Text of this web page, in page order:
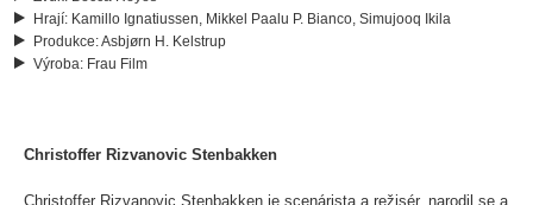
Hrají: Kamillo Ignatiussen, Mikkel Paalu P. Bianco, Simujooq Ikila
Produkce:Asbjørn H. Kelstrup
Výroba: Frau Film
Christoffer Rizvanovic Stenbakken
Christoffer Rizvanovic Stenbakken je scenárista a režisér, narodil se a